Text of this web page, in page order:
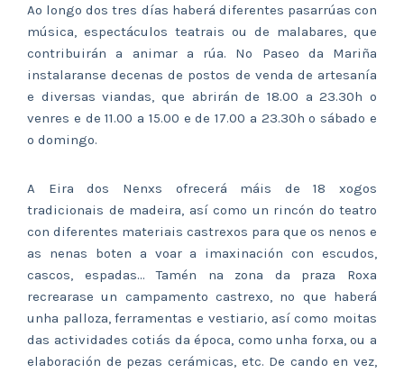
Ao longo dos tres días haberá diferentes pasarrúas con
música, espectáculos teatrais ou de malabares, que
contribuirán a animar a rúa. No Paseo da Mariña
instalaranse decenas de postos de venda de artesanía
e diversas viandas, que abrirán de 18.00 a 23.30h o
venres e de 11.00 a 15.00 e de 17.00 a 23.30h o sábado e
o domingo.
A Eira dos Nenxs ofrecerá máis de 18 xogos
tradicionais de madeira, así como un rincón do teatro
con diferentes materiais castrexos para que os nenos e
as nenas boten a voar a imaxinación con escudos,
cascos, espadas… Tamén na zona da praza Roxa
recrearase un campamento castrexo, no que haberá
unha palloza, ferramentas e vestiario, así como moitas
das actividades cotiás da época, como unha forxa, ou a
elaboración de pezas cerámicas, etc. De cando en vez,